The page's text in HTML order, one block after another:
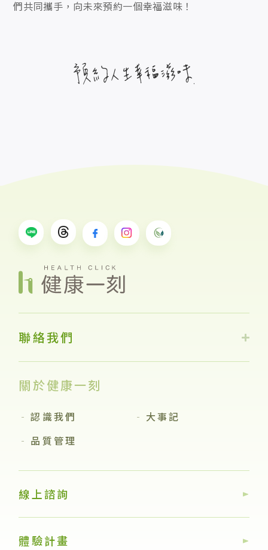
們共同攜手，向未來預約一個幸福滋味！
聯絡我們
關於健康一刻
認識我們
大事記
品質管理
線上諮詢
體驗計畫